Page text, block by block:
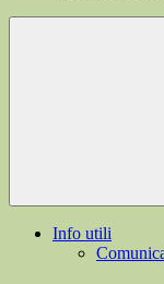
Info utili